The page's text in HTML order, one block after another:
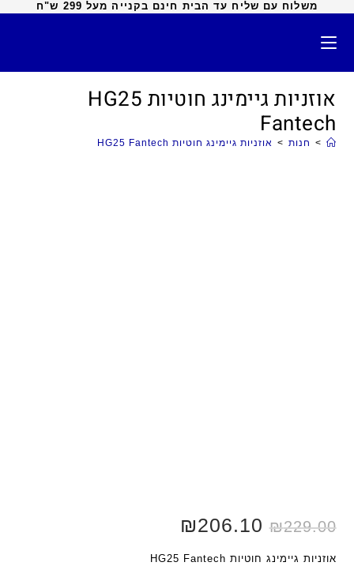
משלוח עם שליח עד הבית חינם בקנייה מעל 299 ש"ח
אוזניות גיימינג חוטיות HG25
Fantech
> חנות > אוזניות גיימינג חוטיות HG25 Fantech
₪229.00
₪206.10
אוזניות גיימינג חוטיות HG25 Fantech